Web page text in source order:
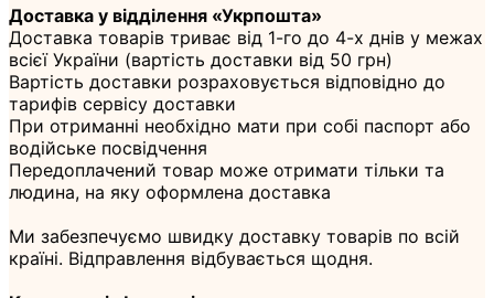
Доставка у відділення «Укрпошта»
Доставка товарів триває від 1-го до 4-х днів у межах
всієї України (вартість доставки від 50 грн)
Вартість доставки розраховується відповідно до
тарифів сервісу доставки
При отриманні необхідно мати при собі паспорт або
водійське посвідчення
Передоплачений товар може отримати тільки та
людина, на яку оформлена доставка
Ми забезпечуємо швидку доставку товарів по всій
країні. Відправлення відбувається щодня.